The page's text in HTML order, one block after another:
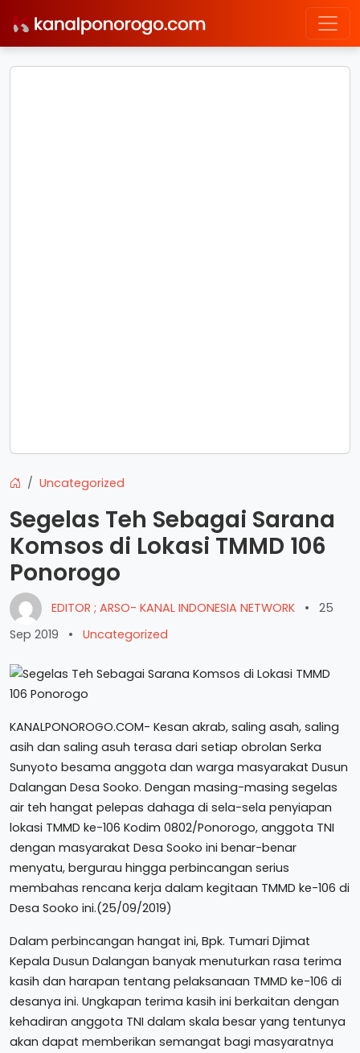
Uncategorized
Segelas Teh Sebagai Sarana
Komsos di Lokasi TMMD 106
Ponorogo
EDITOR ; ARSO- KANAL INDONESIA NETWORK •
25
Sep 2019
• Uncategorized
KANALPONOROGO.COM- Kesan akrab, saling asah, saling
asih dan saling asuh terasa dari setiap obrolan Serka
Sunyoto besama anggota dan warga masyarakat Dusun
Dalangan Desa Sooko. Dengan masing-masing segelas
air teh hangat pelepas dahaga di sela-sela penyiapan
lokasi TMMD ke-106 Kodim 0802/Ponorogo, anggota TNI
dengan masyarakat Desa Sooko ini benar-benar
menyatu, bergurau hingga perbincangan serius
membahas rencana kerja dalam kegitaan TMMD ke-106 di
Desa Sooko ini.(25/09/2019)
Dalam perbincangan hangat ini, Bpk. Tumari Djimat
Kepala Dusun Dalangan banyak menuturkan rasa terima
kasih dan harapan tentang pelaksanaan TMMD ke-106 di
desanya ini. Ungkapan terima kasih ini berkaitan dengan
kehadiran anggota TNI dalam skala besar yang tentunya
akan dapat memberikan semangat bagi masyaratnya